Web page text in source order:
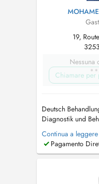
19,
Nessuna
Chiamare per
Deutsch
Diagnostik und
des
Continua a leggere
Pagamento